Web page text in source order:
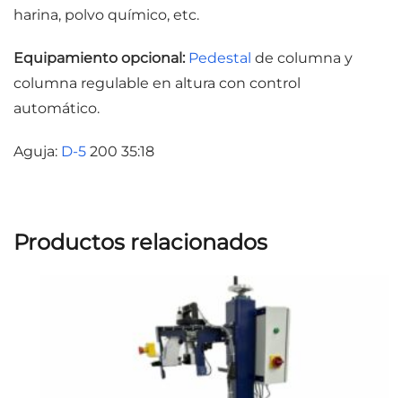
harina, polvo químico, etc.
Equipamiento opcional: Pedestal de columna y
columna regulable en altura con control
automático.
Aguja: D-5 200 35:18
Productos relacionados